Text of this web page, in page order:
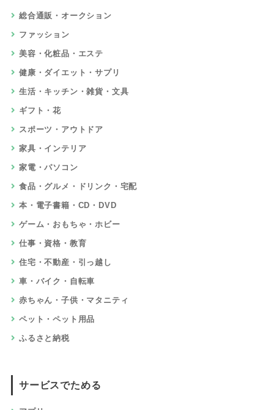
総合通販・オークション
ファッション
美容・化粧品・エステ
健康・ダイエット・サプリ
生活・キッチン・雑貨・文具
ギフト・花
スポーツ・アウトドア
家具・インテリア
家電・パソコン
食品・グルメ・ドリンク・宅配
本・電子書籍・CD・DVD
ゲーム・おもちゃ・ホビー
仕事・資格・教育
住宅・不動産・引っ越し
車・バイク・自転車
赤ちゃん・子供・マタニティ
ペット・ペット用品
ふるさと納税
サービスでためる